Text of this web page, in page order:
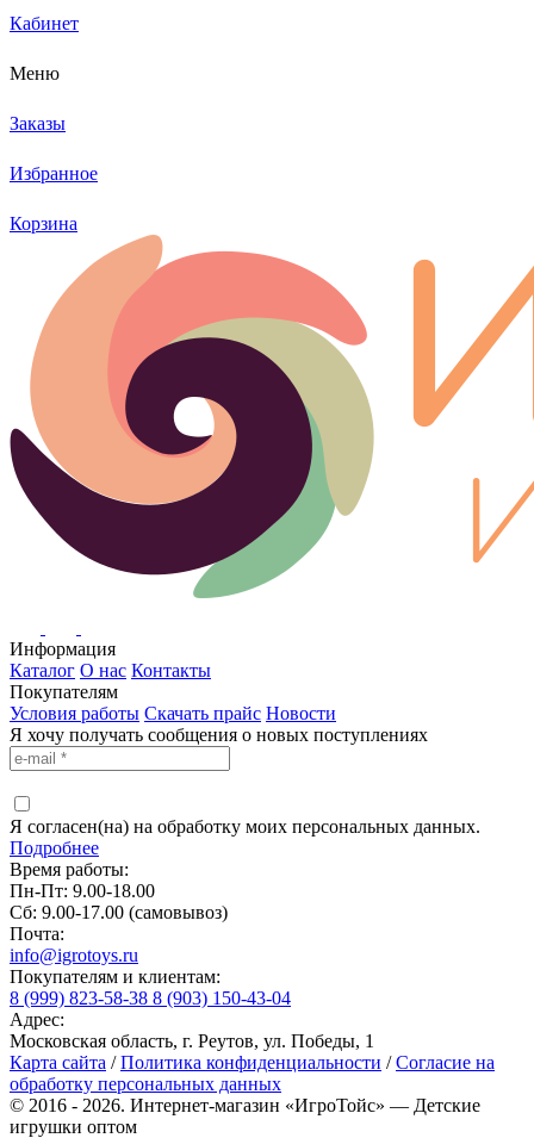
Кабинет
Меню
Заказы
Избранное
Корзина
Информация
Каталог О нас Контакты
Покупателям
Условия работы Скачать прайс Новости
Я хочу получать сообщения о новых поступлениях
Я согласен(на) на обработку моих персональных данных.
Подробнее
Время работы:
Пн-Пт: 9.00-18.00
Сб: 9.00-17.00 (самовывоз)
Почта:
info@igrotoys.ru
Покупателям и клиентам:
8 (999) 823-58-38 8 (903) 150-43-04
Адрес:
Московская область, г. Реутов, ул. Победы, 1
Карта сайта /Политика конфиденциальности /Согласие на
обработку персональных данных
© 2016 - 2026. Интернет-магазин «ИгроТойс» — Детские
игрушки оптом